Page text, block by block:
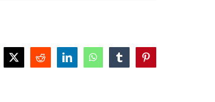
X RedditLinkedInWhatsAppTumblrPinterest